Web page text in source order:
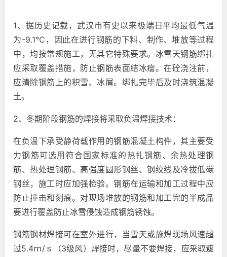
1、据历史记载，武汉市有史以来极端日平均最低气温
为-9.1℃，因此在进行钢筋的下料、制作、堆放等过程
中，均按常规施工，无其它特殊要求。冰雪天钢筋绑扎
应采取覆盖措施，防止钢筋表面结冰瘤。在砼浇注前，
应清除钢筋上的积雪、冰屑。绑扎完毕后及时浇筑混凝
土。
2、冬期阶段钢筋的焊接将采取负温焊接技术：
在负温下承受静荷载作用的钢筋混凝土构件，其主要受
力钢筋可选用符合国家标准的热扎钢筋、余热处理钢
筋、热处理钢筋、高强度圆形钢丝、钢绞线及冷拔低碳
钢丝，施工时应加强检验。钢筋在运输和加工过程中应
防止撞击和刻痕。对现场堆放的钢筋和加工完的半成品
要进行覆盖防止冰雪侵蚀造成钢筋锈蚀。
钢筋钢材焊接可在室外进行，当雪天或施焊现场风速超
过5.4ｍ/ｓ（3级风）焊接时，尽量不要焊接，应采取遮